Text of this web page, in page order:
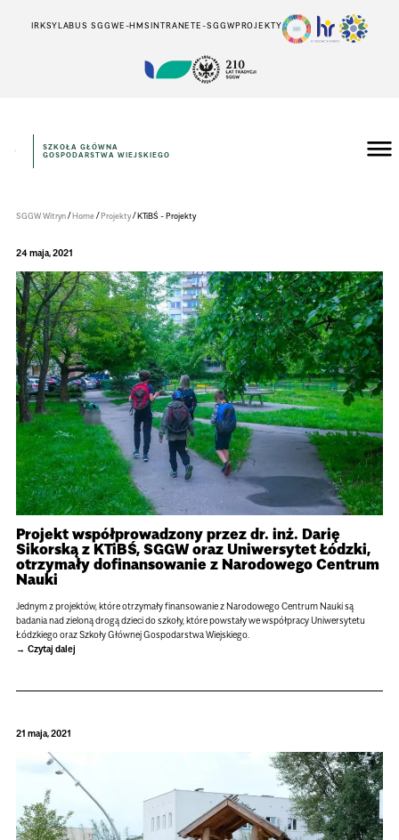
IRKSYLABUS SGGWE-HMSINTRANETE-SGGWPROJEKTY
Instytut
Inżynierii
SZKOŁA GŁÓWNA
GOSPODARSTWA WIEJSKIEGO
SGGW Witryn/Home/Projekty/KTiBŚ - Projekty
24 maja, 2021
Projekt współprowadzony przez dr. inż. Darię
Sikorską z KTiBŚ, SGGW oraz Uniwersytet Łódzki,
otrzymały dofinansowanie z Narodowego Centrum
Nauki
Jednym z projektów, które otrzymały finansowanie z Narodowego Centrum Nauki są
badania nad zieloną drogą dzieci do szkoły, które powstały we współpracy Uniwersytetu
Łódzkiego oraz Szkoły Głównej Gospodarstwa Wiejskiego.
Czytaj dalej
21 maja, 2021